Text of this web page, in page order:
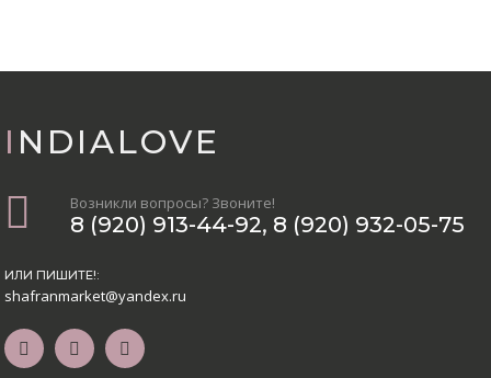
INDIALOVE
Возникли вопросы? Звоните!
8 (920) 913-44-92, 8 (920) 932-05-75
ИЛИ ПИШИТЕ!:
shafranmarket@yandex.ru